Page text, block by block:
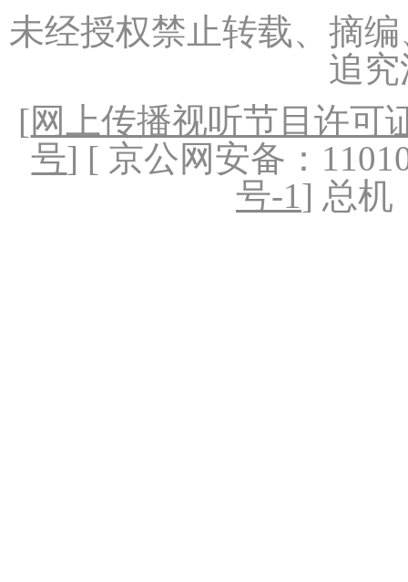
未经授权禁止转载、摘
追
[网上传播视听节目许可
号] [ 京公网安备：
号-1] 总机